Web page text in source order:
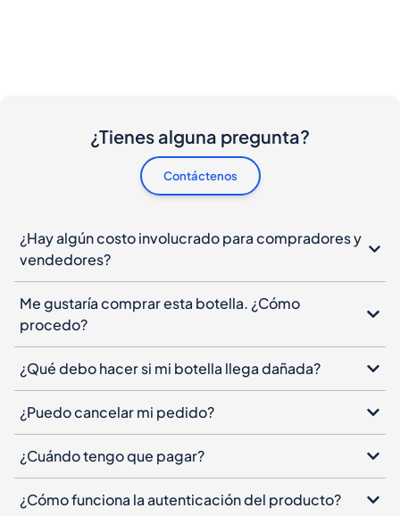
¿Tienes alguna pregunta?
Contáctenos
¿Hay algún costo involucrado para compradores y
vendedores?
Me gustaría comprar esta botella. ¿Cómo
procedo?
¿Qué debo hacer si mi botella llega dañada?
¿Puedo cancelar mi pedido?
¿Cuándo tengo que pagar?
¿Cómo funciona la autenticación del producto?